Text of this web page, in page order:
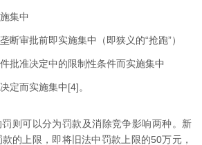
集中
断审批前即实施集中（即狭义的“抢跑”）
批准决定中的限制性条件而实施集中
定而实施集中[4]。
则可以分为罚款及消除竞争影响两种。新
的上限，即将旧法中罚款上限的50万元，